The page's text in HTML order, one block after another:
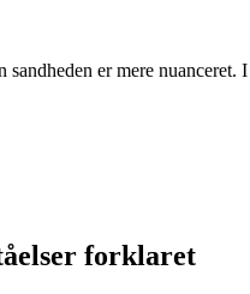
er mere
forklaret